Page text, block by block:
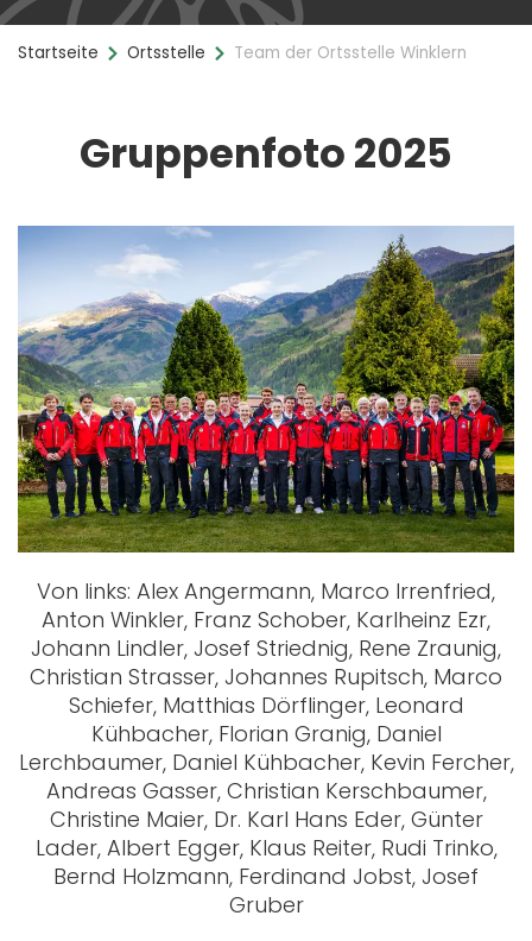
Startseite Ortsstelle Team der Ortsstelle Winklern
Gruppenfoto 2025
Von links: Alex Angermann, Marco Irrenfried,
Anton Winkler, Franz Schober, Karlheinz Ezr,
Johann Lindler, Josef Striednig, Rene Zraunig,
Christian Strasser, Johannes Rupitsch, Marco
Schiefer, Matthias Dörflinger, Leonard
Kühbacher, Florian Granig, Daniel
Lerchbaumer, Daniel Kühbacher, Kevin Fercher,
Andreas Gasser, Christian Kerschbaumer,
Christine Maier, Dr. Karl Hans Eder, Günter
Lader, Albert Egger, Klaus Reiter, Rudi Trinko,
Bernd Holzmann, Ferdinand Jobst, Josef
Gruber